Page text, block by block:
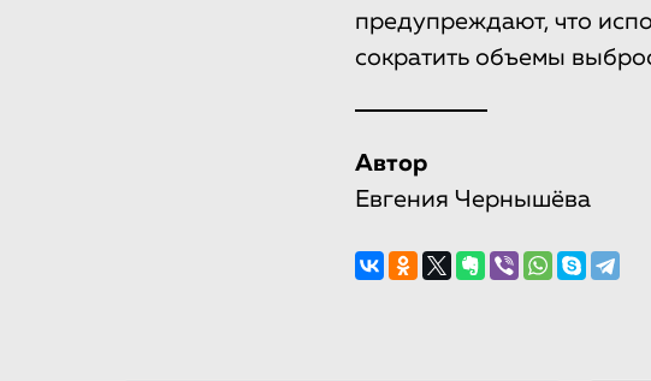
предупреждают, что
сократить объемы
Автор
Евгения Чернышёва